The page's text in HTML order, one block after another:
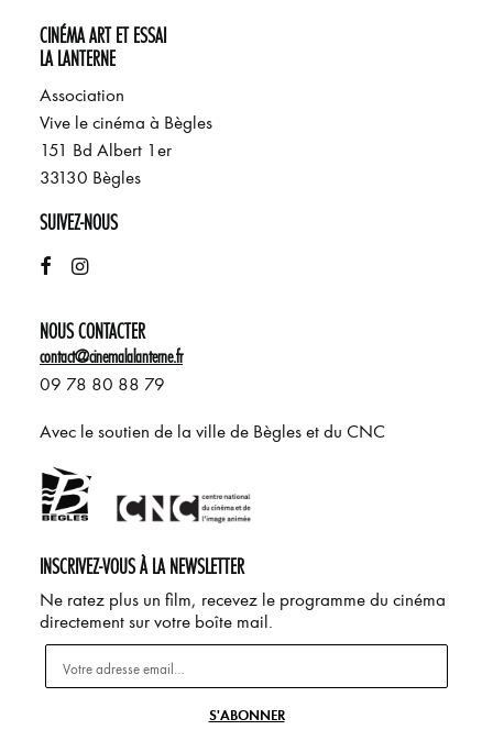
CINÉMA ART ET ESSAI
LA LANTERNE
Association
Vive le cinéma à Bègles
151 Bd Albert 1er
33130 Bègles
SUIVEZ-NOUS
NOUS CONTACTER
contact@cinemalalanterne.fr
09 78 80 88 79
Avec le soutien de la ville de Bègles et du CNC
INSCRIVEZ-VOUS À LA NEWSLETTER
Ne ratez plus un film, recevez le programme du cinéma
directement sur votre boîte mail.